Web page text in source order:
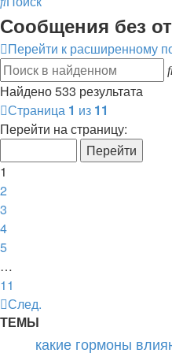
Сообщения без
Перейти к расширенному
Найдено 533 результата
Страница 1 из 11
Перейти на страницу:
1
2
3
4
5
…
11
След.
ТЕМЫ
какие гормоны